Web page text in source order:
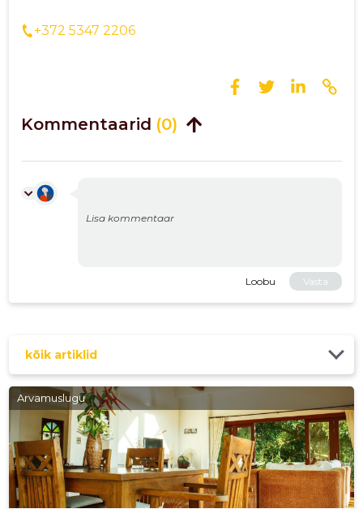
+372 5347 2206
Kommentaarid (0)
Loobu Vasta
kõik artiklid
Arvamuslugu